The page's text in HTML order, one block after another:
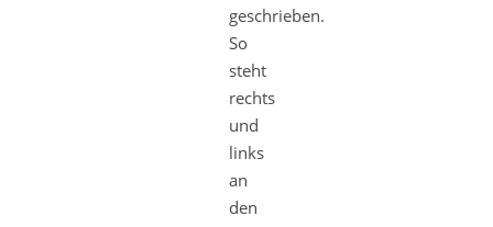
geschrieben.
So
steht
rechts
und
links
an
den